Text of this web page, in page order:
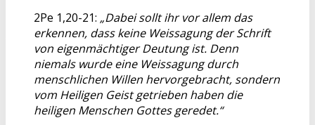
2Pe 1,20-21: „Dabei sollt ihr vor allem das
erkennen, dass keine Weissagung der Schrift
von eigenmächtiger Deutung ist. Denn
niemals wurde eine Weissagung durch
menschlichen Willen hervorgebracht, sondern
vom Heiligen Geist getrieben haben die
heiligen Menschen Gottes geredet.“